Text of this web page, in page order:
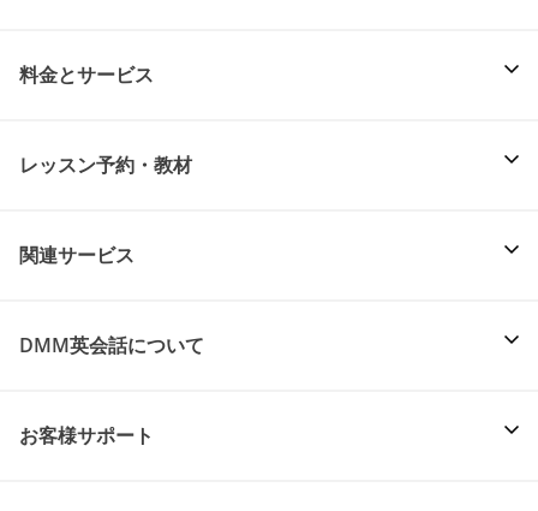
料金とサービス
レッスン予約・教材
関連サービス
DMM英会話について
お客様サポート